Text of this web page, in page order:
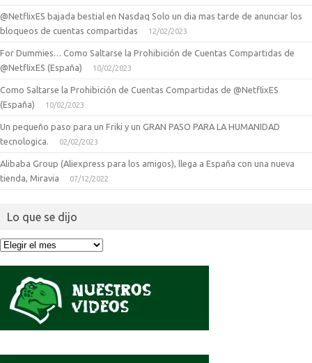
@NetflixES bajada bestial en Nasdaq Solo un dia mas tarde de anunciar los
bloqueos de cuentas compartidas
12/02/2023
For Dummies… Como Saltarse la Prohibición de Cuentas Compartidas de
@NetflixES (España)
10/02/2023
Como Saltarse la Prohibición de Cuentas Compartidas de @NetflixES
(España)
10/02/2023
Un pequeño paso para un Friki y un GRAN PASO PARA LA HUMANIDAD
tecnologica.
02/02/2023
Alibaba Group (Aliexpress para los amigos), llega a España con una nueva
tienda, Miravia
07/12/2022
Lo que se dijo
Lo